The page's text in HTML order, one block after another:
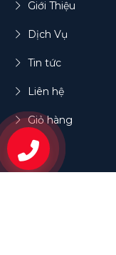
Giới Thiệu
Dịch Vụ
Tin tức
Liên hệ
Giỏ hàng
0908230354